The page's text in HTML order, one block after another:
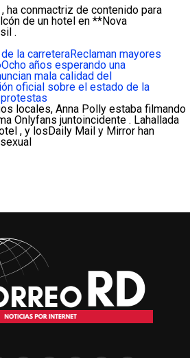
ha conmactriz de contenido para
de un hotel en **Nova
.
la carreteraReclaman mayores
Ocho años esperando una
mala calidad del
oficial sobre el estado de la
locales, Anna Polly estaba filmando
Onlyfans juntoincidente . Lahallada
, y losDaily Mail y Mirror han